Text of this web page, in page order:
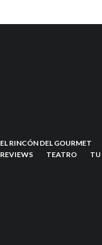
EL RINCÓN DEL GOURMET
REVIEWS
TEATRO TU